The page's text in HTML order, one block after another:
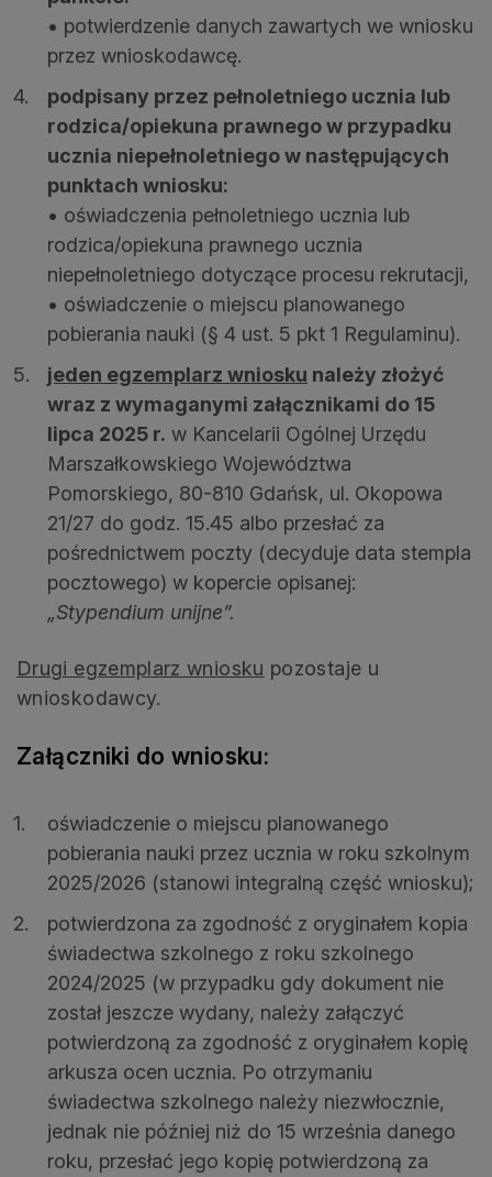
• potwierdzenie danych zawartych we wniosku
przez wnioskodawcę.
podpisany przez pełnoletniego ucznia lub
rodzica/opiekuna prawnego w przypadku
ucznia niepełnoletniego w następujących
punktach wniosku:
• oświadczenia pełnoletniego ucznia lub
rodzica/opiekuna prawnego ucznia
niepełnoletniego dotyczące procesu rekrutacji,
• oświadczenie o miejscu planowanego
pobierania nauki (§ 4 ust. 5 pkt 1 Regulaminu).
jeden egzemplarz wniosku należy złożyć
wraz z wymaganymi załącznikami do 15
lipca 2025 r. w Kancelarii Ogólnej Urzędu
Marszałkowskiego Województwa
Pomorskiego, 80-810 Gdańsk, ul. Okopowa
21/27 do godz. 15.45 albo przesłać za
pośrednictwem poczty (decyduje data stempla
pocztowego) w kopercie opisanej:
„Stypendium unijne”.
Drugi egzemplarz wniosku pozostaje u
wnioskodawcy.
Załączniki do wniosku:
oświadczenie o miejscu planowanego
pobierania nauki przez ucznia w roku szkolnym
2025/2026 (stanowi integralną część wniosku);
potwierdzona za zgodność z oryginałem kopia
świadectwa szkolnego z roku szkolnego
2024/2025 (w przypadku gdy dokument nie
został jeszcze wydany, należy załączyć
potwierdzoną za zgodność z oryginałem kopię
arkusza ocen ucznia. Po otrzymaniu
świadectwa szkolnego należy niezwłocznie,
jednak nie później niż do 15 września danego
roku, przesłać jego kopię potwierdzoną za